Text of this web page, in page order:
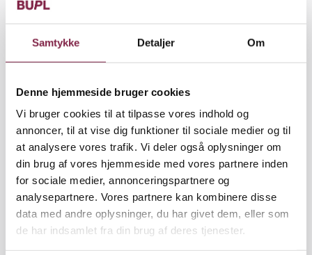
Samtykke Detaljer Om
Denne hjemmeside bruger cookies
Vi bruger cookies til at tilpasse vores indhold og
annoncer, til at vise dig funktioner til sociale medier og til
at analysere vores trafik. Vi deler også oplysninger om
din brug af vores hjemmeside med vores partnere inden
for sociale medier, annonceringspartnere og
analysepartnere. Vores partnere kan kombinere disse
data med andre oplysninger, du har givet dem, eller som
de har indsamlet fra din brug af deres tjenester.
Satellitdrengene har været en længerevarende
proces, og alle har skullet vænne sig til det nye
fællesskab.
uden om vores drenge. Det kunne godt være
overvældende, når bølgerne indimellem gik højt. I
dag har de andre børn lært at sige, ”Nåh, men det er
bare Peter, der har en dårlig dag i dag”. Nu tør de
godt stikke hovedet ind i Satellitten, selvom nogen
råber lidt,« fortæller Malene Wagtberg.
I dag kommer mange børn fra den almindelige SFO
ind og vil lege med drengene i Satellitten.